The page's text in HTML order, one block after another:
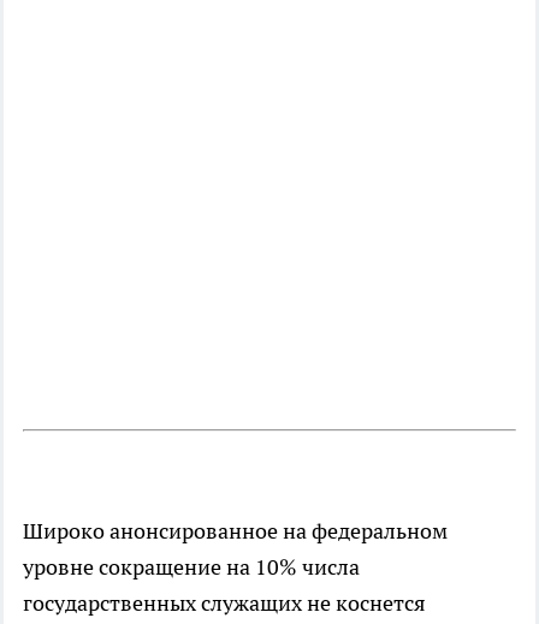
Широко анонсированное на федеральном
уровне сокращение на 10% числа
государственных служащих не коснется